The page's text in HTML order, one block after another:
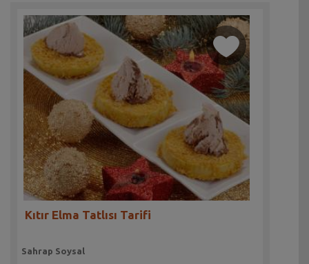
Kıtır Elma Tatlısı Tarifi
Sahrap Soysal